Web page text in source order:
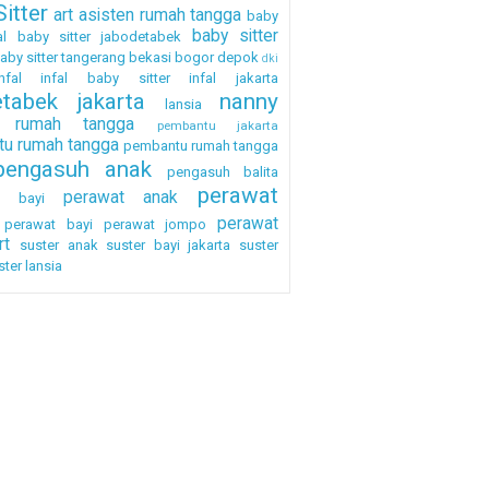
art asisten rumah tangga baby
baby sitter jabodetabek baby sitter
sitter tangerang bekasi bogor depok dki
infal baby sitter infal jakarta
jakarta lansia nanny
rumah tangga pembantu jakarta
rumah tangga pembantu rumah tangga
anak
pengasuh balita
bayi
perawat anak perawat
perawat bayi perawat jompo
perawat
suster anak suster bayi jakarta
suster
lansia